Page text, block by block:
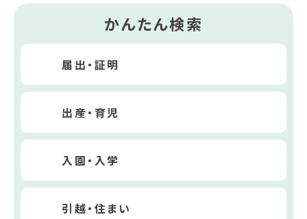
かんたん検索
届出・証明
出産・育児
入園・入学
引越・住まい